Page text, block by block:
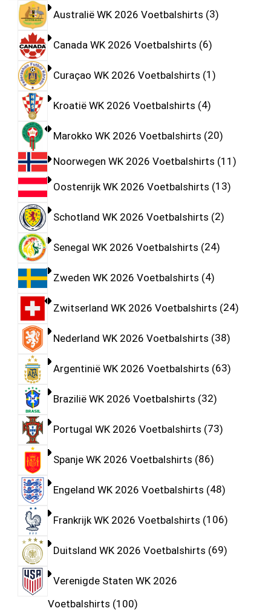
Australië WK 2026 Voetbalshirts 3
Canada WK 2026 Voetbalshirts 6
Curaçao WK 2026 Voetbalshirts 1
Kroatië WK 2026 Voetbalshirts 4
Marokko WK 2026 Voetbalshirts 20
Noorwegen WK 2026 Voetbalshirts 11
Oostenrijk WK 2026 Voetbalshirts 13
Schotland WK 2026 Voetbalshirts 2
Senegal WK 2026 Voetbalshirts 24
Zweden WK 2026 Voetbalshirts 4
Zwitserland WK 2026 Voetbalshirts 24
Nederland WK 2026 Voetbalshirts 38
Argentinië WK 2026 Voetbalshirts 63
Brazilië WK 2026 Voetbalshirts 32
Portugal WK 2026 Voetbalshirts 73
Spanje WK 2026 Voetbalshirts 86
Engeland WK 2026 Voetbalshirts 48
Frankrijk WK 2026 Voetbalshirts 106
Duitsland WK 2026 Voetbalshirts 69
Verenigde Staten WK 2026
Voetbalshirts 100